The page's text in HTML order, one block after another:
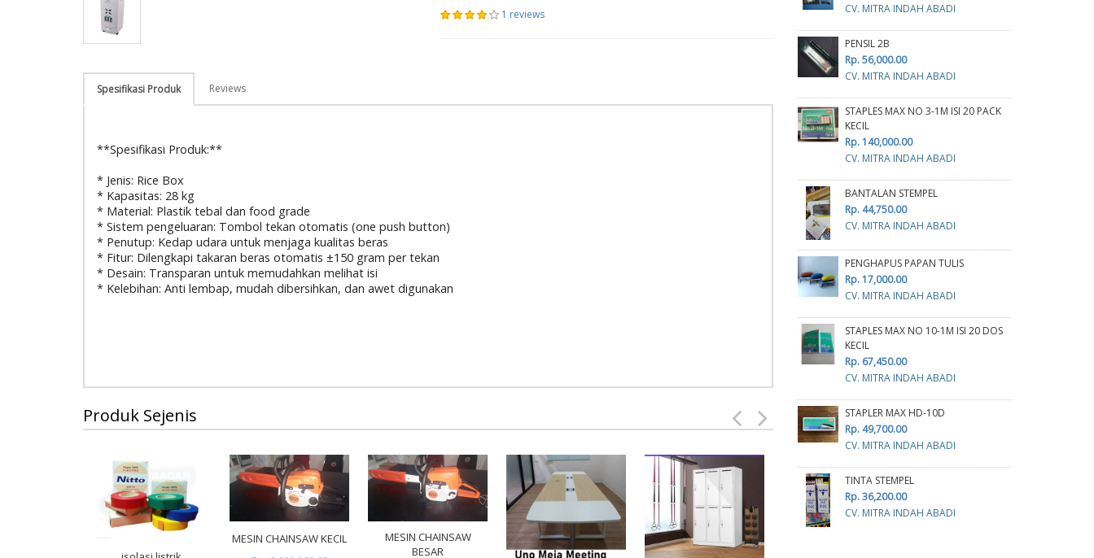
1 reviews
Spesifikasi Produk Reviews
**Spesifikasi Produk:**
* Jenis: Rice Box
* Kapasitas: 28 kg
* Material: Plastik tebal dan food grade
* Sistem pengeluaran: Tombol tekan otomatis (one push button)
* Penutup: Kedap udara untuk menjaga kualitas beras
* Fitur: Dilengkapi takaran beras otomatis ±150 gram per tekan
* Desain: Transparan untuk memudahkan melihat isi
* Kelebihan: Anti lembap, mudah dibersihkan, dan awet digunakan
Produk Sejenis
MESIN CHAINSAW KECIL
MESIN CHAINSAW
BESAR
GUNTING
Rp. 8,500.00
CV. MITRA INDAH ABADI
CV. MITRA INDAH ABADI
PENSIL 2B
Rp. 56,000.00
CV. MITRA INDAH ABADI
STAPLES MAX NO 3-1M ISI 20 PACK
KECIL
Rp. 140,000.00
CV. MITRA INDAH ABADI
BANTALAN STEMPEL
Rp. 44,750.00
CV. MITRA INDAH ABADI
PENGHAPUS PAPAN TULIS
Rp. 17,000.00
CV. MITRA INDAH ABADI
STAPLES MAX NO 10-1M ISI 20 DOS
KECIL
Rp. 67,450.00
CV. MITRA INDAH ABADI
STAPLER MAX HD-10D
Rp. 49,700.00
CV. MITRA INDAH ABADI
TINTA STEMPEL
Rp. 36,200.00
CV. MITRA INDAH ABADI